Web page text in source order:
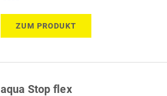
ZUM PRODUKT
aqua Stop flex